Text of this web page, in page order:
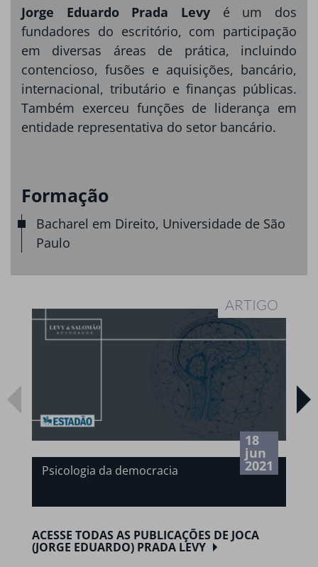
Jorge Eduardo Prada Levy é um dos
fundadores do escritório, com participação
em diversas áreas de prática, incluindo
contencioso, fusões e aquisições, bancário,
internacional, tributário e finanças públicas.
Também exerceu funções de liderança em
entidade representativa do setor bancário.
Formação
Bacharel em Direito, Universidade de São
Paulo
ARTIGO
18
jun
2021
Psicologia da democracia
ACESSE TODAS AS PUBLICAÇÕES DE JOCA
(JORGE EDUARDO) PRADA LEVY